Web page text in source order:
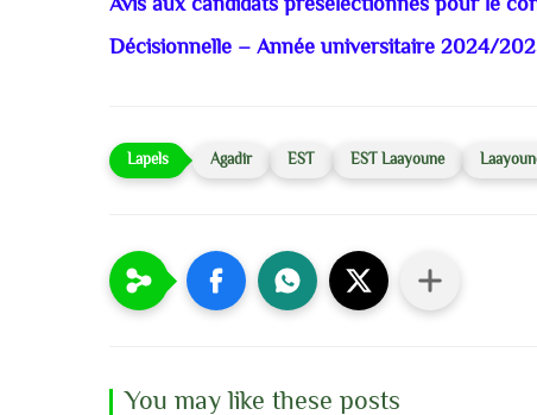
Décisionnelle – Année universitaire 2024/
Agadir EST EST Laayoune
You may like these posts